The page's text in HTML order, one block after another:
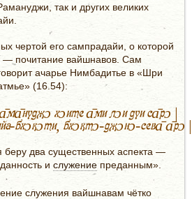
так и других великих
чертой его сампрадайи, о которой
— почитание вайшнавов. Сам
ачарье Нимбадитье в «Шри
(16.54):
хɔите а̄ми лɔи дуи са̄рɔ |
бхɔкɔти, бхɔктɔ-джɔнɔ-сева̄ а̄рɔ
два существенных аспекта —
и служение преданным».
служения вайшнавам чётко